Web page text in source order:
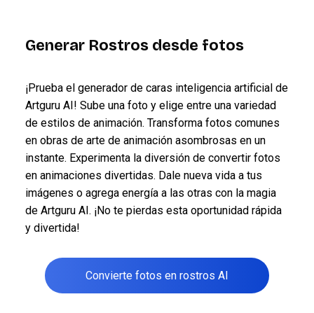
Generar Rostros desde fotos
¡Prueba el generador de caras inteligencia artificial de
Artguru AI! Sube una foto y elige entre una variedad
de estilos de animación. Transforma fotos comunes
en obras de arte de animación asombrosas en un
instante. Experimenta la diversión de convertir fotos
en animaciones divertidas. Dale nueva vida a tus
imágenes o agrega energía a las otras con la magia
de Artguru AI. ¡No te pierdas esta oportunidad rápida
y divertida!
Convierte fotos en rostros AI